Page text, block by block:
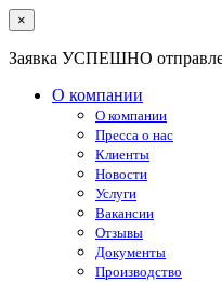
×
Заявка УСПЕШНО
О компании
О компании
Пресса о нас
Клиенты
Новости
Услуги
Вакансии
Отзывы
Документы
Производство